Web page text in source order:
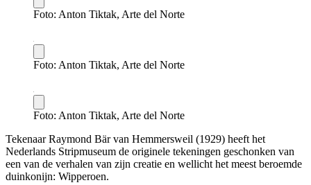
Foto: Anton Tiktak, Arte del Norte
Foto: Anton Tiktak, Arte del Norte
Foto: Anton Tiktak, Arte del Norte
Tekenaar Raymond Bär van Hemmersweil (1929) heeft het
Nederlands Stripmuseum de originele tekeningen geschonken van
een van de verhalen van zijn creatie en wellicht het meest beroemde
duinkonijn: Wipperoen.